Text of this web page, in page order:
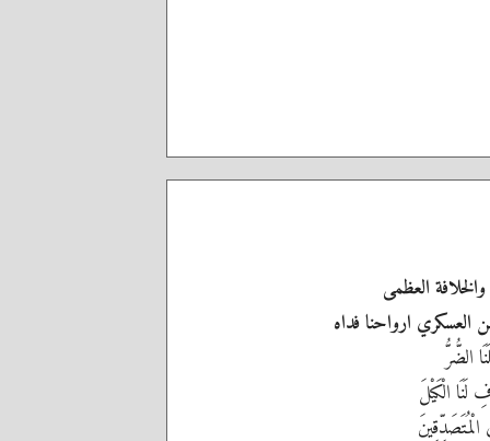
العظمى
العسكري ارواحنا فداه
الضُّرُّ
الْكَيْلَ